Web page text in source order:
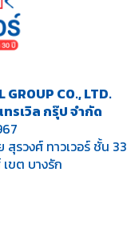
GROUP CO., LTD.
รเวิล กรุ๊ป จำกัด
สุรวงศ์ ทาวเวอร์ ชั้น 33
ขต บางรัก